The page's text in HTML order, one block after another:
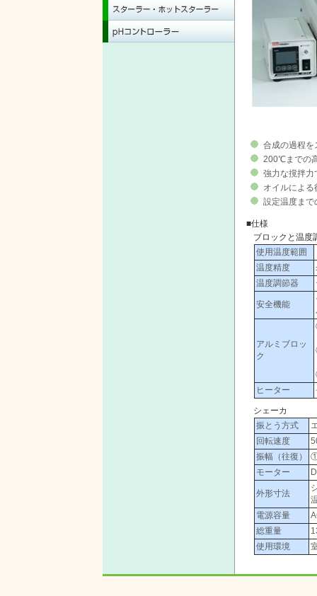
合成の過程を
200℃までの
強力な撹拌力
オイルによ
設定温度まで
■仕様
ブロックと温度
使用温度範囲
温度精度
温度調節器
安全機能
アルミブロッ
ク
ヒーター
シェーカ
振とう方式
回転速度
振幅（往復）
モーター
外形寸法
電源容量
総重量
使用環境